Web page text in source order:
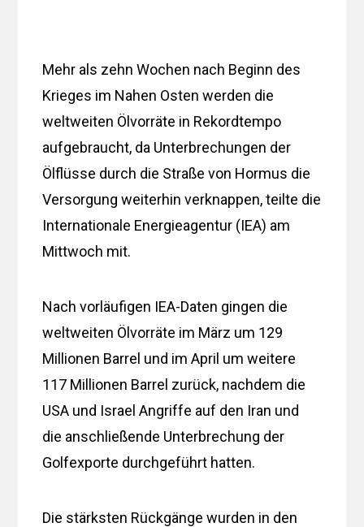
Mehr als zehn Wochen nach Beginn des
Krieges im Nahen Osten werden die
weltweiten Ölvorräte in Rekordtempo
aufgebraucht, da Unterbrechungen der
Ölflüsse durch die Straße von Hormus die
Versorgung weiterhin verknappen, teilte die
Internationale Energieagentur (IEA) am
Mittwoch mit.
Nach vorläufigen IEA-Daten gingen die
weltweiten Ölvorräte im März um 129
Millionen Barrel und im April um weitere
117 Millionen Barrel zurück, nachdem die
USA und Israel Angriffe auf den Iran und
die anschließende Unterbrechung der
Golfexporte durchgeführt hatten.
Die stärksten Rückgänge wurden in den